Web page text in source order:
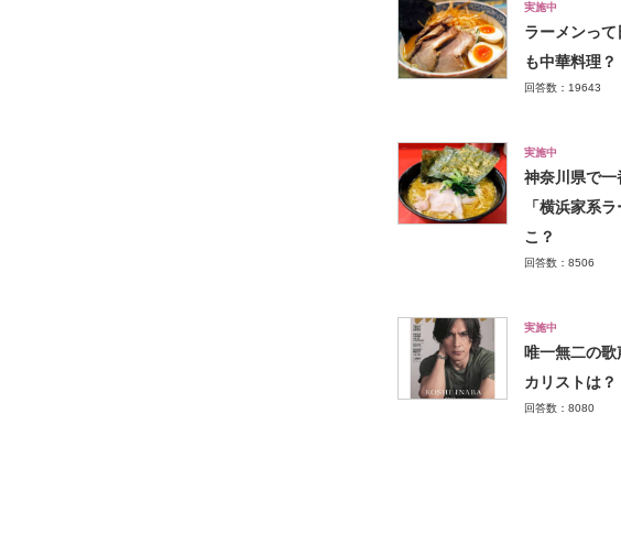
実施中
ラーメンって
も中華料理？
回答数：19643
実施中
神奈川県で一
「横浜家系
こ？
回答数：8506
実施中
唯一無二の
カリストは？
回答数：8080